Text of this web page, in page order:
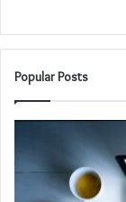
Popular Posts